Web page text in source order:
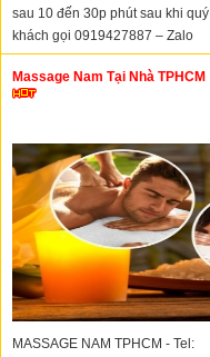
sau 10 đến 30p phút sau khi quý
khách gọi 0919427887 – Zalo
0899.898.606
Massage Nam Tại Nhà TPHCM
MASSAGE NAM TPHCM - Tel: